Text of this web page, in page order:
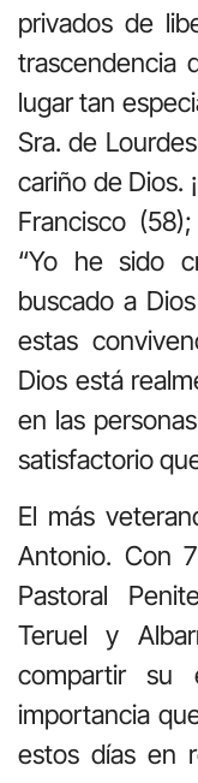
privados de
trascendencia
lugar tan
Sra. de
cariño de Dios.
Francisco
“Yo he sido
buscado a
estas
Dios está
en las
satisfactorio
El más
Antonio. Con
Pastoral
Teruel y
compartir su
importancia
estos días en